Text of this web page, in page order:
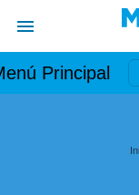
Principal